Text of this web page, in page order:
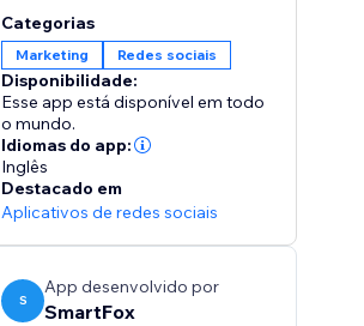
Categorias
Marketing Redes sociais
Disponibilidade:
Esse app está disponível em todo
o mundo.
Idiomas do app:
Inglês
Destacado em
Aplicativos de redes sociais
S
App desenvolvido por
SmartFox